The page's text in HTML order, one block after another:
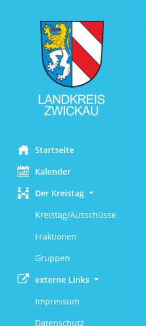
Startseite
Kalender
Der Kreistag
Kreistag/Ausschüsse
Fraktionen
Gruppen
externe Links
Impressum
Datenschutz